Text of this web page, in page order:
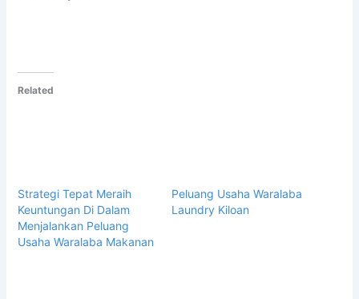
Related
Strategi Tepat Meraih
Keuntungan Di Dalam
Menjalankan Peluang
Usaha Waralaba Makanan
Peluang Usaha Waralaba
Laundry Kiloan